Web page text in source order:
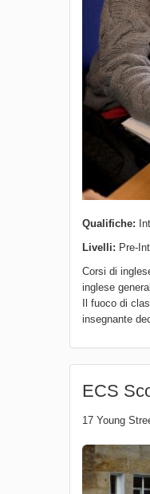
Qualifiche:
Livelli: Pre-
Corsi di
inglese
Il fuoco di
insegnante
ECS
17 Young